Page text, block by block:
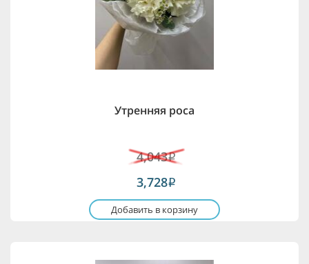
Утренняя роса
4,043i
3,728i
Добавить в корзину